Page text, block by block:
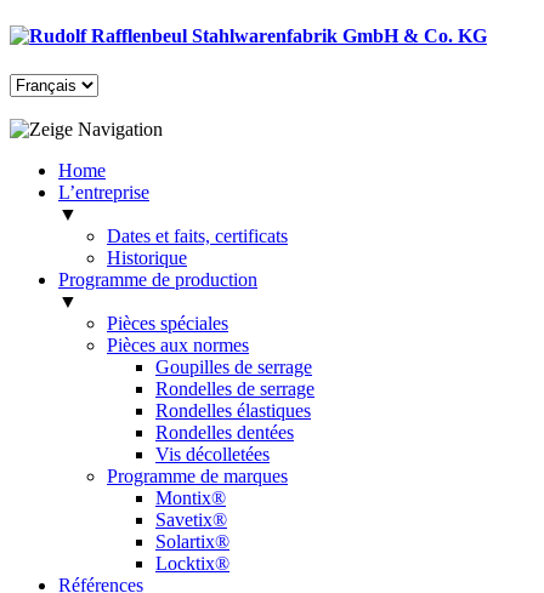
Home
L’entreprise
▼
Dates et faits, certificats
Historique
Programme de production
▼
Pièces spéciales
Pièces aux normes
Goupilles de serrage
Rondelles de serrage
Rondelles élastiques
Rondelles dentées
Vis décolletées
Programme de marques
Montix®
Savetix®
Solartix®
Locktix®
Références